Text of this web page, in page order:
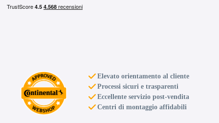
Elevato orientamento al cliente
Processi sicuri e trasparenti
Eccellente servizio post-vendita
Centri di montaggio affidabili